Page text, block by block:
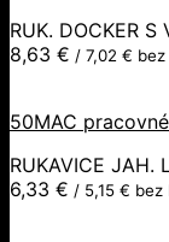
RUK. DOCKER S
8,63 € / 7,02 € bez
50MAC
RUKAVICE JAH.
6,33 € / 5,15 € bez